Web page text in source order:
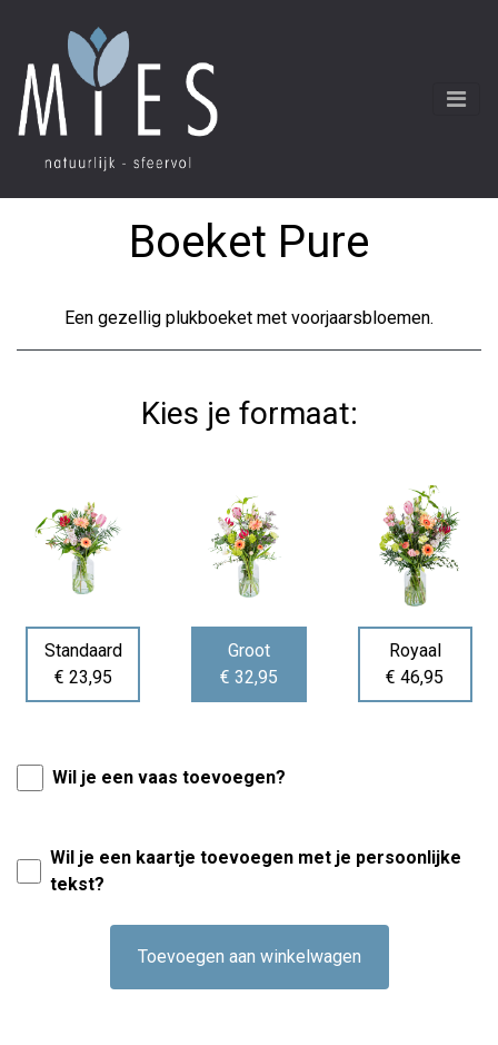
Boeket Pure
Een gezellig plukboeket met voorjaarsbloemen.
Kies je formaat:
Standaard
€ 23,95
Groot
€ 32,95
Royaal
€ 46,95
Wil je een vaas toevoegen?
Wil je een kaartje toevoegen met je persoonlijke
tekst?
Toevoegen aan winkelwagen